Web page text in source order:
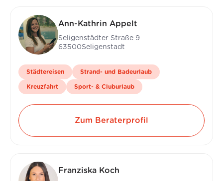
Ann-Kathrin Appelt
Seligenstädter Straße 9
63500Seligenstadt
Städtereisen Strand- und Badeurlaub
Kreuzfahrt Sport- & Cluburlaub
Zum Beraterprofil
Franziska Koch